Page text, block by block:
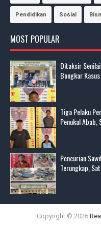
Pendidikan Sosial
MOST POPULAR
Ditaksir
Bongkar
Tiga Pelaku
Penukal Abab,
Pencurian
Terungkap,
Copyright © 2026